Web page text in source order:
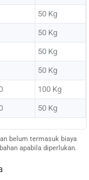
50 Kg
50 Kg
50 Kg
50 Kg
100 Kg
50 Kg
belum termasuk biaya
apabila diperlukan.